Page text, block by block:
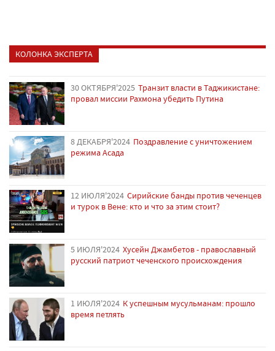
КОЛОНКА ЭКСПЕРТА
30 ОКТЯБРЯ'2025 Транзит власти в Таджикистане:
провал миссии Рахмона убедить Путина
8 ДЕКАБРЯ'2024 Поздравление с уничтожением
режима Асада
12 ИЮЛЯ'2024 Сирийские банды против чеченцев
и турок в Вене: кто и что за этим стоит?
5 ИЮЛЯ'2024 Хусейн Джамбетов - православный
русский патриот чеченского происхождения
1 ИЮЛЯ'2024 К успешным мусульманам: прошло
время петлять